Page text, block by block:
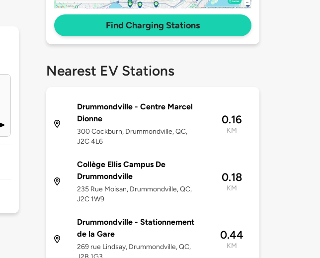
Find Charging Stations
Nearest EV Stations
Drummondville - Centre Marcel
Dionne
300 Cockburn, Drummondville, QC,
J2C 4L6
0.16
KM
Collège Ellis Campus De
Drummondville
235 Rue Moisan, Drummondville, QC,
J2C 1W9
0.18
KM
Drummondville - Stationnement
de la Gare
269 rue Lindsay, Drummondville, QC,
0.44
KM